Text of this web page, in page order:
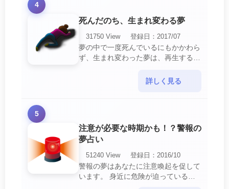
4
死んだのち、生まれ変わる夢
31750 View
登録日：2017/07
夢の中で一度死んでいるにもかかわら
ず、生まれ変わった夢は、再生する夢
あなたに関するすべての運気が上昇し
詳しく見る
5
注意が必要な時期かも！？警報の
夢占い
51240 View
登録日：2016/10
警報の夢はあなたに注意喚起を促して
います。 身近に危険が迫っている暗